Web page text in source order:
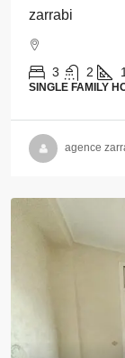
zarrabi
3 2
SINGLE FAMILY
agence